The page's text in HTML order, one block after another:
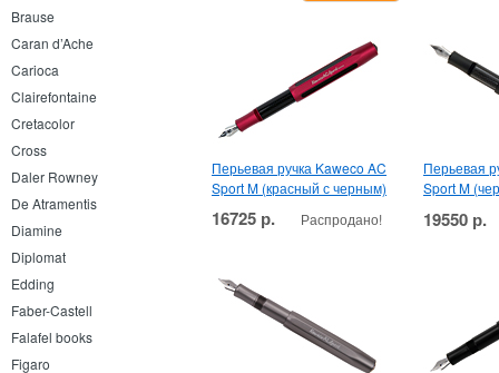
Brause
Caran d’Ache
Carioca
Clairefontaine
Cretacolor
Cross
Daler Rowney
De Atramentis
Diamine
Diplomat
Edding
Faber-Castell
Falafel books
Figaro
Перьевая ручка Kaweco AC
Sport M (красный с черным)
16725 р. Распродано!
Перьевая
Sport M
19550 р.